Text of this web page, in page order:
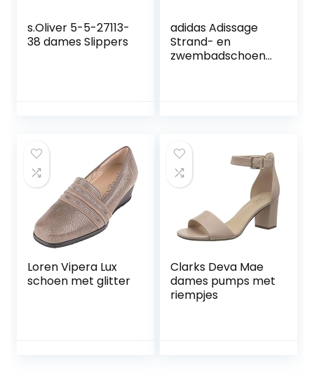
s.Oliver 5-5-27113-
38 dames Slippers
adidas Adissage
Strand- en
zwembadschoene
Loren Vipera Lux
schoen met glitter
Clarks Deva Mae
dames pumps met
riempjes